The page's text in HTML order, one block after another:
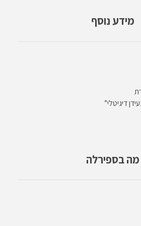
מידע נוסף
דיגיטלי”
מה בספירלה